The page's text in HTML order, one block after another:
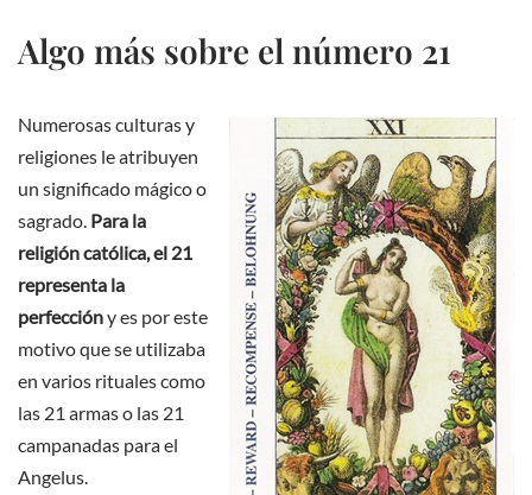
Algo más sobre el número 21
Numerosas culturas y
religiones le atribuyen
un significado mágico o
sagrado. Para la
religión católica, el 21
representa la
perfeccióny es por este
motivo que se utilizaba
en varios rituales como
las 21 armas o las 21
campanadas para el
Angelus.